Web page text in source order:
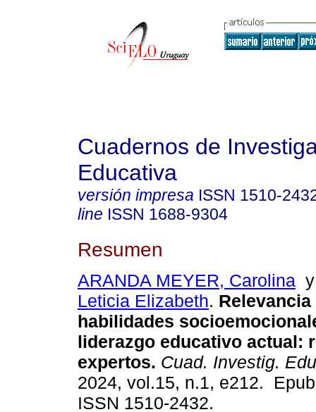
Cuadernos de
Educativa
versión impresa ISSN 1510-
line ISSN 1688-9304
Resumen
ARANDA MEYER, Carolina
Leticia Elizabeth. Relevancia
habilidades
liderazgo educativo actual:
expertos. Cuad. Investig.
2024, vol.15, n.1, e212.
ISSN 1510-2432.